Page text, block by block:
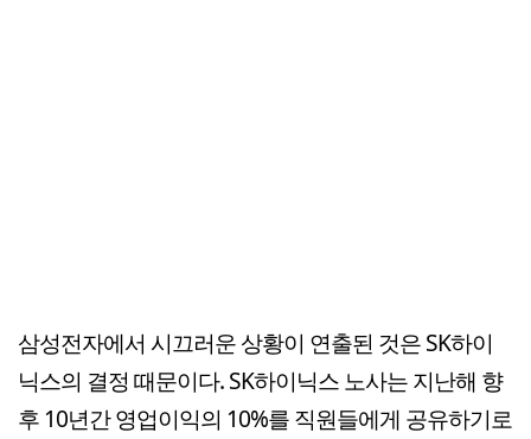
삼성전자에서 시끄러운 상황이 연출된 것은 SK하이
닉스의 결정 때문이다. SK하이닉스 노사는 지난해 향
후 10년간 영업이익의 10%를 직원들에게 공유하기로